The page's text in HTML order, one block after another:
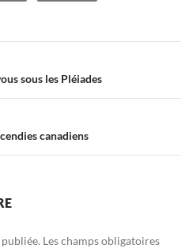
sous les Pléiades
canadiens
Les champs obligatoires